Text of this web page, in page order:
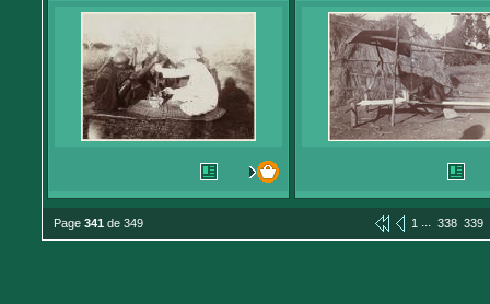
Page 341 de 349 1 ... 338 339